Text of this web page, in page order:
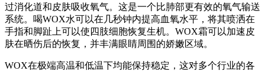
过消化道和皮肤吸收氧气。这是一个比肺部更有效的氧气输送
系统。喝WOX水可以在几秒钟内提高血氧水平，将其喷洒在
手指和脚趾上可以使四肢细胞恢复生机。WOX霜可以加速皮
肤在晒伤后的恢复，并丰满眼睛周围的娇嫩区域。
WOX在极端高温和低温下均能保持稳定，这对多个行业的各